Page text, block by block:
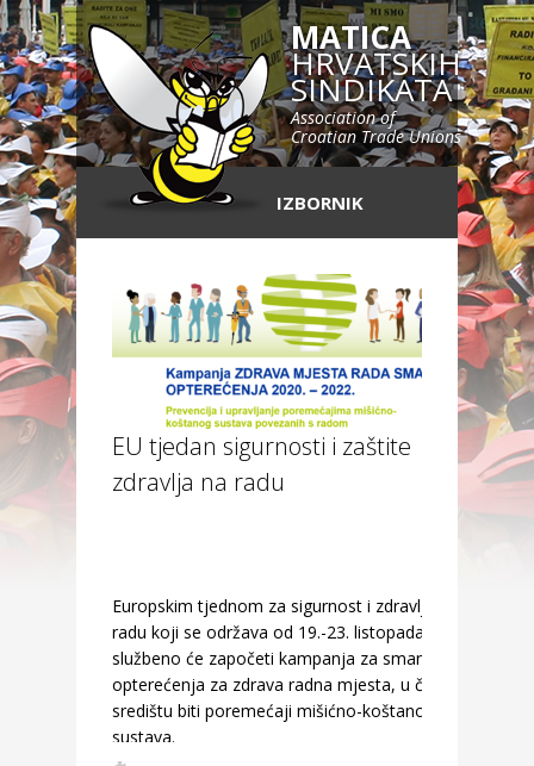
MATICA
HRVATSKIH
SINDIKATA
Association of
Croatian Trade Unions
IZBORNIK
EU tjedan sigurnosti i zaštite
zdravlja na radu
Europskim tjednom za sigurnost i zdravlje na
radu koji se održava od 19.-23. listopada 2020.
službeno će započeti kampanja za smanjenje
opterećenja za zdrava radna mjesta, u čijem će
središtu biti poremećaji mišićno-koštanog
sustava.